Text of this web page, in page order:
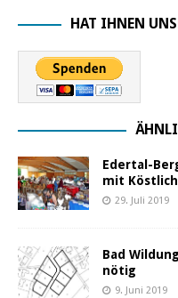
HAT IHNEN
Edertal-
mit
29. Juli 2019
Bad
nötig
9. Juni 2019